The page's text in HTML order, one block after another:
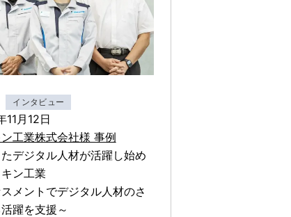
インタビュー
11月12日
工業株式会社様 事例
デジタル人材が活躍し始め
ン工業
メントでデジタル人材のさ
躍を支援～